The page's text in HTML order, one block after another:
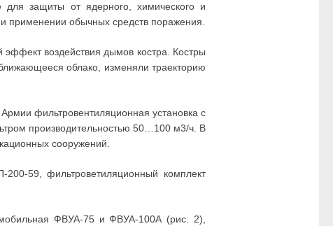
защиты от ядерного, химического и
применении обычных средств поражения.
воздействия дымов костра. Костры
облако, изменяли траекторию
фильтровентиляционная установка с
производительностью 50…100 м3/ч. В
сооружений.
59, фильтроветиляционный комплект
ФВУА-75 и ФВУА-100А (рис. 2),